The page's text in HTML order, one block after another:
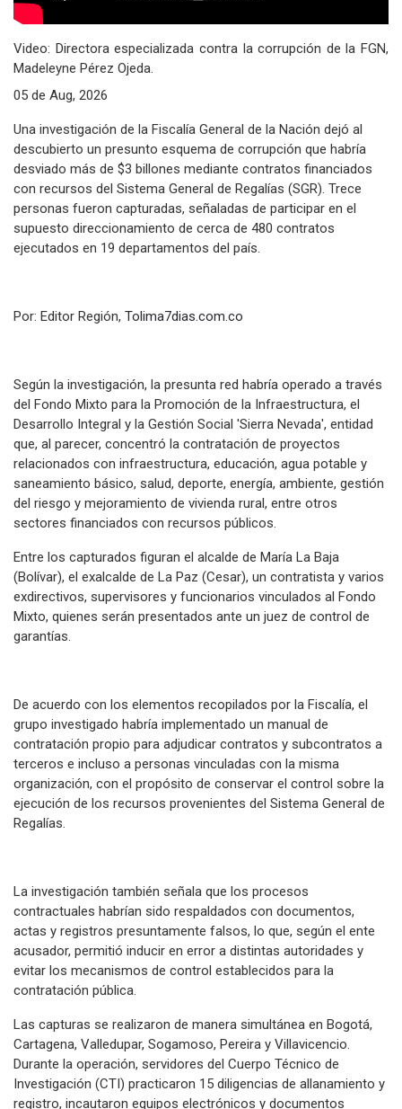
Video: Directora especializada contra la corrupción de la FGN,
Madeleyne Pérez Ojeda.
05 de Aug, 2026
Una investigación de la Fiscalía General de la Nación dejó al
descubierto un presunto esquema de corrupción que habría
desviado más de $3 billones mediante contratos financiados
con recursos del Sistema General de Regalías (SGR). Trece
personas fueron capturadas, señaladas de participar en el
supuesto direccionamiento de cerca de 480 contratos
ejecutados en 19 departamentos del país.
Por: Editor Región, Tolima7dias.com.co
Según la investigación, la presunta red habría operado a través
del Fondo Mixto para la Promoción de la Infraestructura, el
Desarrollo Integral y la Gestión Social 'Sierra Nevada', entidad
que, al parecer, concentró la contratación de proyectos
relacionados con infraestructura, educación, agua potable y
saneamiento básico, salud, deporte, energía, ambiente, gestión
del riesgo y mejoramiento de vivienda rural, entre otros
sectores financiados con recursos públicos.
Entre los capturados figuran el alcalde de María La Baja
(Bolívar), el exalcalde de La Paz (Cesar), un contratista y varios
exdirectivos, supervisores y funcionarios vinculados al Fondo
Mixto, quienes serán presentados ante un juez de control de
garantías.
De acuerdo con los elementos recopilados por la Fiscalía, el
grupo investigado habría implementado un manual de
contratación propio para adjudicar contratos y subcontratos a
terceros e incluso a personas vinculadas con la misma
organización, con el propósito de conservar el control sobre la
ejecución de los recursos provenientes del Sistema General de
Regalías.
La investigación también señala que los procesos
contractuales habrían sido respaldados con documentos,
actas y registros presuntamente falsos, lo que, según el ente
acusador, permitió inducir en error a distintas autoridades y
evitar los mecanismos de control establecidos para la
contratación pública.
Las capturas se realizaron de manera simultánea en Bogotá,
Cartagena, Valledupar, Sogamoso, Pereira y Villavicencio.
Durante la operación, servidores del Cuerpo Técnico de
Investigación (CTI) practicaron 15 diligencias de allanamiento y
registro, incautaron equipos electrónicos y documentos